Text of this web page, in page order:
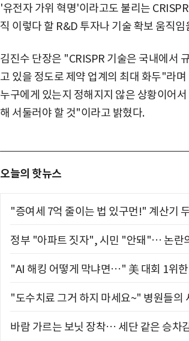
'유전자 가위 혁명'이라고도 불리는
직 이렇다 할 R&D 투자나 기술 확보 움직
김진수 단장은 "CRISPR 기술은 국내에서
고 있을 정도로 제약 업계의 최대 화두"라
누구에게 있는지 정해지지 않은 상황이어
해 서둘러야 할 것"이라고 밝혔다.
오늘의 핫뉴스
"증여세 7억 줄이는 법 있구먼!" 계산기
정부 "아파트 짓자", 시민 "안돼"… 논란
"AI 해킹 어떻게 막냐면…" 美 대회 1위
"도수치료 그거 하지 마세요~" 병원들의
바람 가르는 보닛 장착… 세단 같은 승차